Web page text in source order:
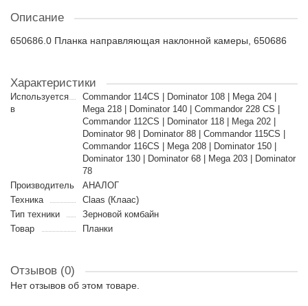
Описание
650686.0 Планка направляющая наклонной камеры, 650686
Характеристики
Используется
в
Commandor 114CS | Dominator 108 | Mega 204 |
Mega 218 | Dominator 140 | Commandor 228 CS |
Commandor 112CS | Dominator 118 | Mega 202 |
Dominator 98 | Dominator 88 | Commandor 115CS |
Commandor 116CS | Mega 208 | Dominator 150 |
Dominator 130 | Dominator 68 | Mega 203 | Dominator
78
Производитель
АНАЛОГ
Техника
Claas (Клаас)
Тип техники
Зерновой комбайн
Товар
Планки
Отзывов (0)
Нет отзывов об этом товаре.